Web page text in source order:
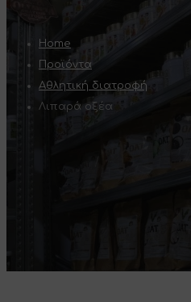
Home
Προϊόντα
Αθλητική διατροφή
Λιπαρά οξέα